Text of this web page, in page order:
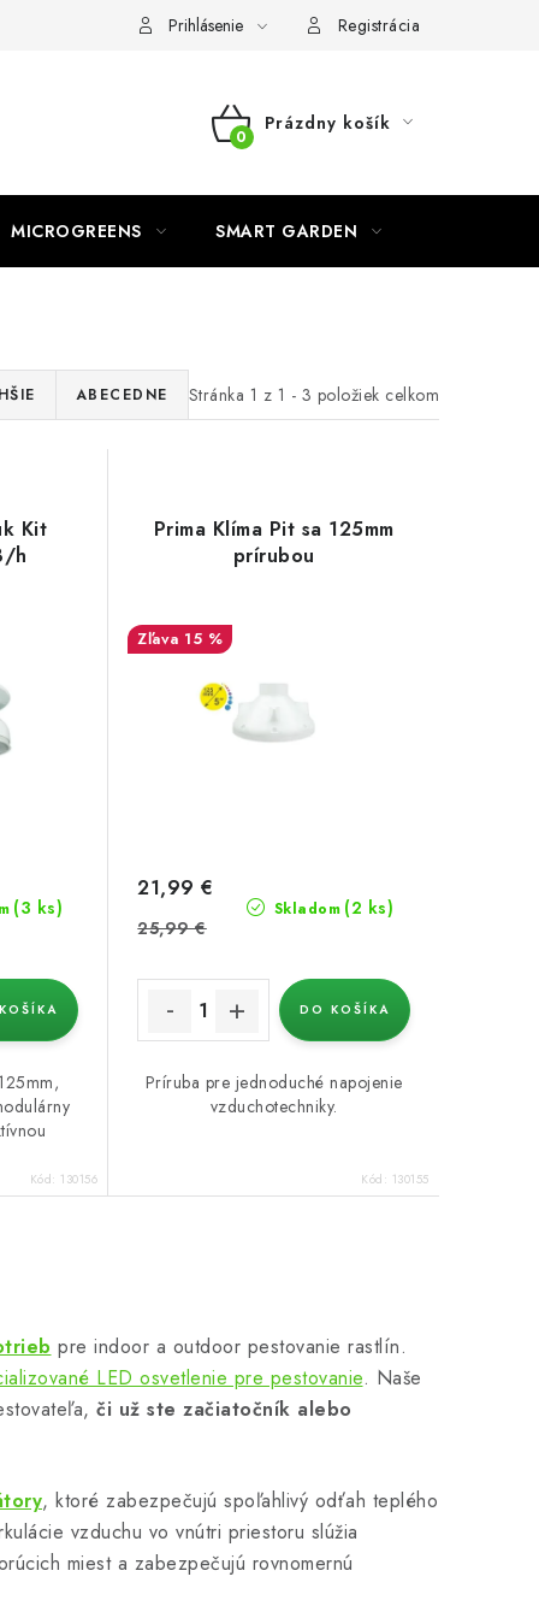
ochrane osobných údajov
Prihlásenie Registrácia
NÁKUPNÝ
Prázdny košík
MICROGREENS SMART GARDEN
Stránka 1 z 1 - 3 položiek celkom
ABECEDNE
Kit
h
(3 ks)
Kód: 130156
Prima Klíma Pit sa 125mm
prírubou
15 %
Skladom (2 ks)
21,99 €
25,99 €
DO KOŠÍKA
Príruba pre jednoduché napojenie
vzduchotechniky.
Kód: 130155
pre indoor a outdoor pestovanie rastlín.
LED osvetlenie pre pestovanie. Naše
či už ste začiatočník alebo
, ktoré zabezpečujú spoľahlivý odťah teplého
vzduchu vo vnútri priestoru slúžia
miest a zabezpečujú rovnomernú